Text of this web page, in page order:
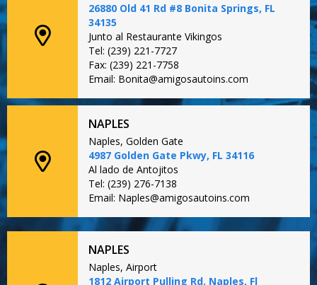
26880 Old 41 Rd #8 Bonita Springs, FL
34135
Junto al Restaurante Vikingos
Tel: (239) 221-7727
Fax: (239) 221-7758
Email: Bonita@amigosautoins.com
NAPLES
Naples, Golden Gate
4987 Golden Gate Pkwy, FL 34116
Al lado de Antojitos
Tel: (239) 276-7138
Email: Naples@amigosautoins.com
NAPLES
Naples, Airport
1812 Airport Pulling Rd. Naples, Fl